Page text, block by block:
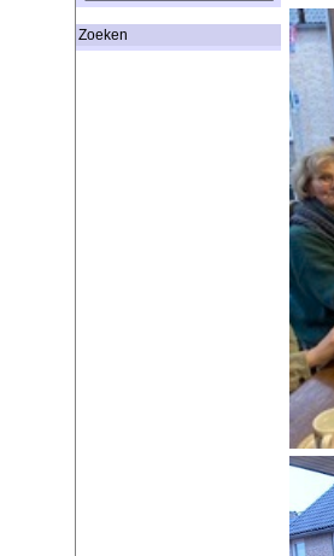
Zoeken